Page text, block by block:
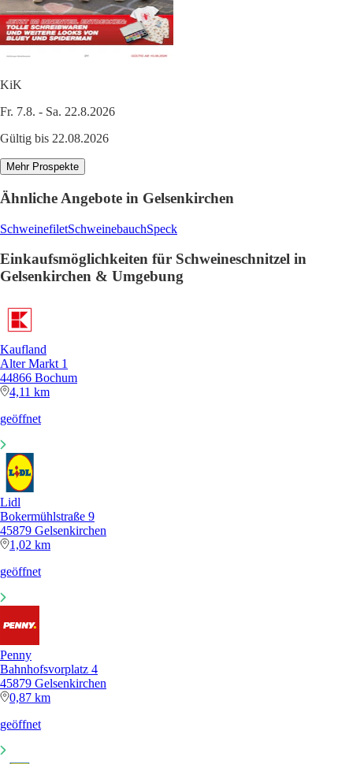
KiK
Fr. 7.8. - Sa. 22.8.2026
Gültig bis 22.08.2026
Mehr Prospekte
Ähnliche Angebote in Gelsenkirchen
SchweinefiletSchweinebauchSpeck
Einkaufsmöglichkeiten für Schweineschnitzel in
Gelsenkirchen & Umgebung
Kaufland
Alter Markt 1
44866 Bochum
4,11 km
geöffnet
Lidl
Bokermühlstraße 9
45879 Gelsenkirchen
1,02 km
geöffnet
Penny
Bahnhofsvorplatz 4
45879 Gelsenkirchen
0,87 km
geöffnet